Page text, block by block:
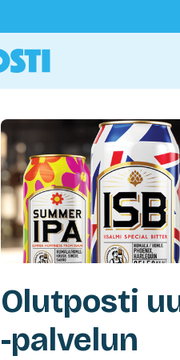
Olutposti
-palvelun